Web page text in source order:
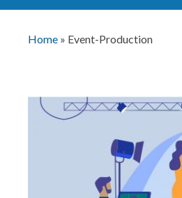
Home » Event-Production